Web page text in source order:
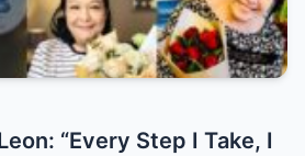
“Every Step I Take, I